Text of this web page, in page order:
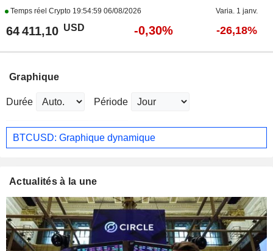
Temps réel Crypto 19:54:59 06/08/2026 Varia. 1 janv.
64 411,10 USD -0,30% -26,18%
Graphique
Durée Période
BTCUSD: Graphique dynamique
Actualités à la une